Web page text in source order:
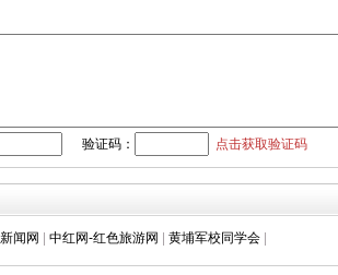
验证码： 点击获取验证码
闻网 | 中红网-红色旅游网 | 黄埔军校同学会 |